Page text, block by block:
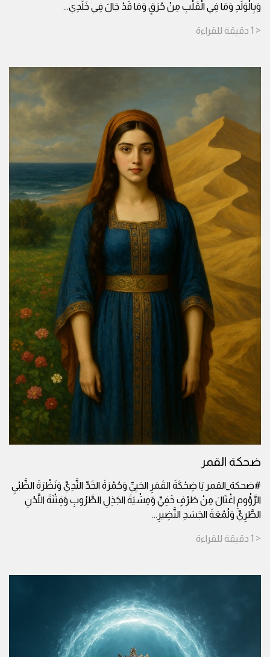
وَبِالْوَلَدِ وَمَا فِي الْقَلْبِ مِنْ حُرَقٍ وَمَا قَدْ جَالَ فِي خَلَدِي...
< 1 دقيقة للقراءة
ضحكة القمر
#ضحكة_القمر يَا ضِحْكَةَ القَمَرِ الحَيِيِّ وَحُمْرَةَ الخَدِّ النَّدِيِّ وَنَظْرَةَ الظَّبْيِ
الرَّؤُومِ اغْتَالَ مِنْ طَرْفٍ خَفِيِّ وَمِشْيَةَ الجَذِلِ الطَّرُوبِ وَفِتْنَةَ اللَّدُنِ
الطَّرِيِّ وَلُمْعَةَ الجَسَدِ النَّضِيرِ ...
< 1 دقيقة للقراءة